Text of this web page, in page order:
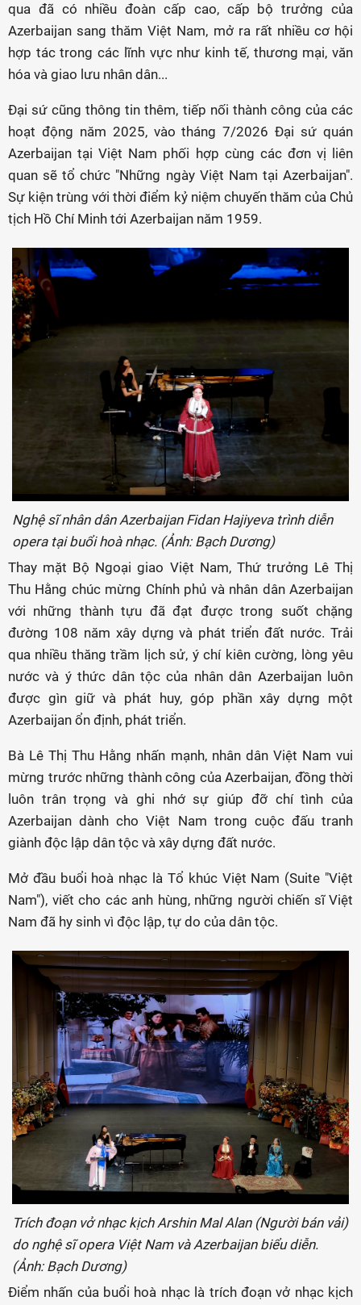
qua đã có nhiều đoàn cấp cao, cấp bộ trưởng của
Azerbaijan sang thăm Việt Nam, mở ra rất nhiều cơ hội
hợp tác trong các lĩnh vực như kinh tế, thương mại, văn
hóa và giao lưu nhân dân...
Đại sứ cũng thông tin thêm, tiếp nối thành công của các
hoạt động năm 2025, vào tháng 7/2026 Đại sứ quán
Azerbaijan tại Việt Nam phối hợp cùng các đơn vị liên
quan sẽ tổ chức "Những ngày Việt Nam tại Azerbaijan".
Sự kiện trùng với thời điểm kỷ niệm chuyến thăm của Chủ
tịch Hồ Chí Minh tới Azerbaijan năm 1959.
Nghệ sĩ nhân dân Azerbaijan Fidan Hajiyeva trình diễn
opera tại buổi hoà nhạc. (Ảnh: Bạch Dương)
Thay mặt Bộ Ngoại giao Việt Nam, Thứ trưởng Lê Thị
Thu Hằng chúc mừng Chính phủ và nhân dân Azerbaijan
với những thành tựu đã đạt được trong suốt chặng
đường 108 năm xây dựng và phát triển đất nước. Trải
qua nhiều thăng trầm lịch sử, ý chí kiên cường, lòng yêu
nước và ý thức dân tộc của nhân dân Azerbaijan luôn
được gìn giữ và phát huy, góp phần xây dựng một
Azerbaijan ổn định, phát triển.
Bà Lê Thị Thu Hằng nhấn mạnh, nhân dân Việt Nam vui
mừng trước những thành công của Azerbaijan, đồng thời
luôn trân trọng và ghi nhớ sự giúp đỡ chí tình của
Azerbaijan dành cho Việt Nam trong cuộc đấu tranh
giành độc lập dân tộc và xây dựng đất nước.
Mở đầu buổi hoà nhạc là Tổ khúc Việt Nam (Suite "Việt
Nam"), viết cho các anh hùng, những người chiến sĩ Việt
Nam đã hy sinh vì độc lập, tự do của dân tộc.
Trích đoạn vở nhạc kịch Arshin Mal Alan (Người bán vải)
do nghệ sĩ opera Việt Nam và Azerbaijan biểu diễn.
(Ảnh: Bạch Dương)
Điểm nhấn của buổi hoà nhạc là trích đoạn vở nhạc kịch